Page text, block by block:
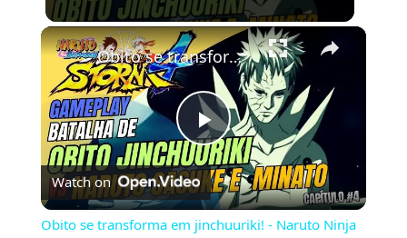
×
Play
Video
Obito se transforma em jinchuuriki! - Naruto Ninja Storm 4: [ PC - PT-BR ] #gameplay #games #naruto
Watch on
Obito se transforma em jinchuuriki! - Naruto Ninja